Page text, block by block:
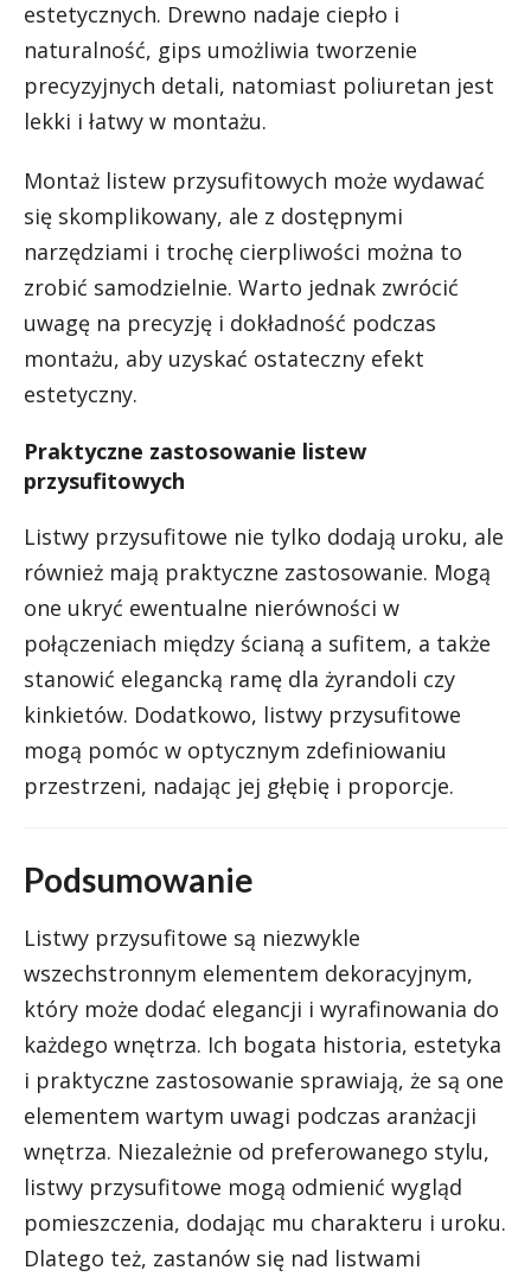
estetycznych. Drewno nadaje ciepło i
naturalność, gips umożliwia tworzenie
precyzyjnych detali, natomiast poliuretan jest
lekki i łatwy w montażu.
Montaż listew przysufitowych może wydawać
się skomplikowany, ale z dostępnymi
narzędziami i trochę cierpliwości można to
zrobić samodzielnie. Warto jednak zwrócić
uwagę na precyzję i dokładność podczas
montażu, aby uzyskać ostateczny efekt
estetyczny.
Praktyczne zastosowanie listew
przysufitowych
Listwy przysufitowe nie tylko dodają uroku, ale
również mają praktyczne zastosowanie. Mogą
one ukryć ewentualne nierówności w
połączeniach między ścianą a sufitem, a także
stanowić elegancką ramę dla żyrandoli czy
kinkietów. Dodatkowo, listwy przysufitowe
mogą pomóc w optycznym zdefiniowaniu
przestrzeni, nadając jej głębię i proporcje.
Podsumowanie
Listwy przysufitowe są niezwykle
wszechstronnym elementem dekoracyjnym,
który może dodać elegancji i wyrafinowania do
każdego wnętrza. Ich bogata historia, estetyka
i praktyczne zastosowanie sprawiają, że są one
elementem wartym uwagi podczas aranżacji
wnętrza. Niezależnie od preferowanego stylu,
listwy przysufitowe mogą odmienić wygląd
pomieszczenia, dodając mu charakteru i uroku.
Dlatego też, zastanów się nad listwami